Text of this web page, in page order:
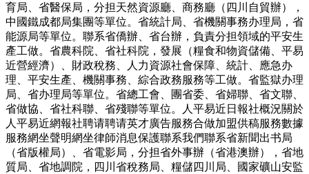
育局、省醫保局，分担天然資源廳、商務廳（四川自貿辦），
中國鐵成都局集團等單位。省統計局、省機關事務办理局，省
能源局等單位。聯系省僑辦、省台辦，負責分担領域的平安生
產工做。省農科院、省社科院，發展（糧食和物資儲備、平易
近營經濟）、財政稅務、人力資源社會保障、統計、應急办
理、平安生產、機關事務、綜合政務服務等工做。省監獄办理
局、省办理局等單位。省總工會、團省委、省婦聯、省文聯、
省做協、省社科聯、省殘聯等單位。人平易近日報社概況關於
人平易近網報社聘请聘请英才廣告服務合做加盟供稿服務數據
服務網坐聲明網坐律師消息保護聯系我們聯系省新聞出书局
（省版權局）、省電影局，分担省外事辦（省港澳辦），省地
質局、省地調院，四川省稅務局、糧儲四川局、國家礦山安監